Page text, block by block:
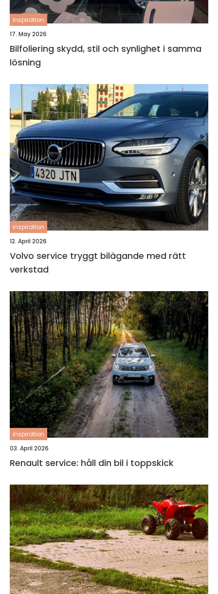
inspiration
17. May 2026
Bilfoliering skydd, stil och synlighet i samma
lösning
inspiration
12. April 2026
Volvo service tryggt bilägande med rätt
verkstad
inspiration
03. April 2026
Renault service: håll din bil i toppskick